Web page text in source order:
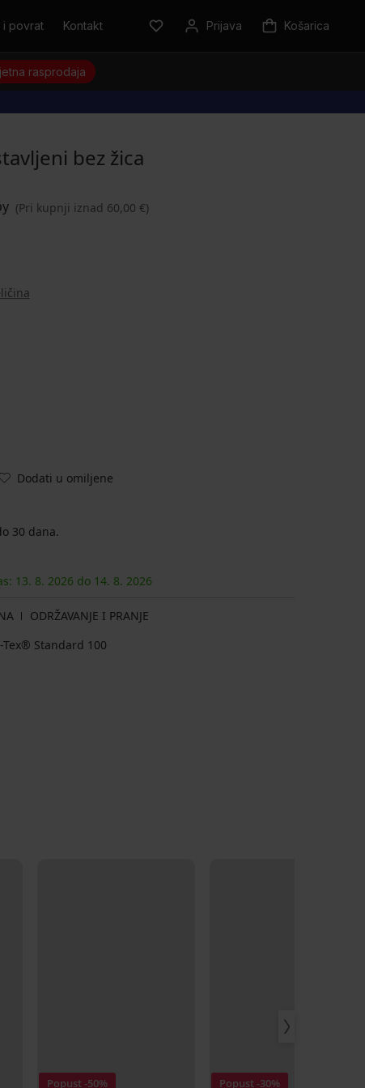
i povrat Kontakt Prijava Košarica
rasprodaja
bez žica
(Pri kupnji iznad 60,00 €)
Dodati u omiljene
30 dana.
13. 8. 2026 do 14. 8. 2026
ODRŽAVANJE I PRANJE
Standard 100
Popust -50% Popust -30%